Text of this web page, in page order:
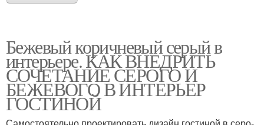
Бежевый коричневый серый в
интерьере. КАК ВНЕДРИТЬ
СОЧЕТАНИЕ СЕРОГО И
БЕЖЕВОГО В ИНТЕРЬЕР
ГОСТИНОЙ